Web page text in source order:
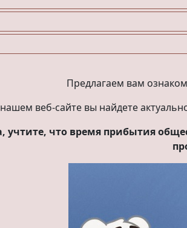
Предлагаем вам
веб-сайте вы найдете
учтите, что время прибытия